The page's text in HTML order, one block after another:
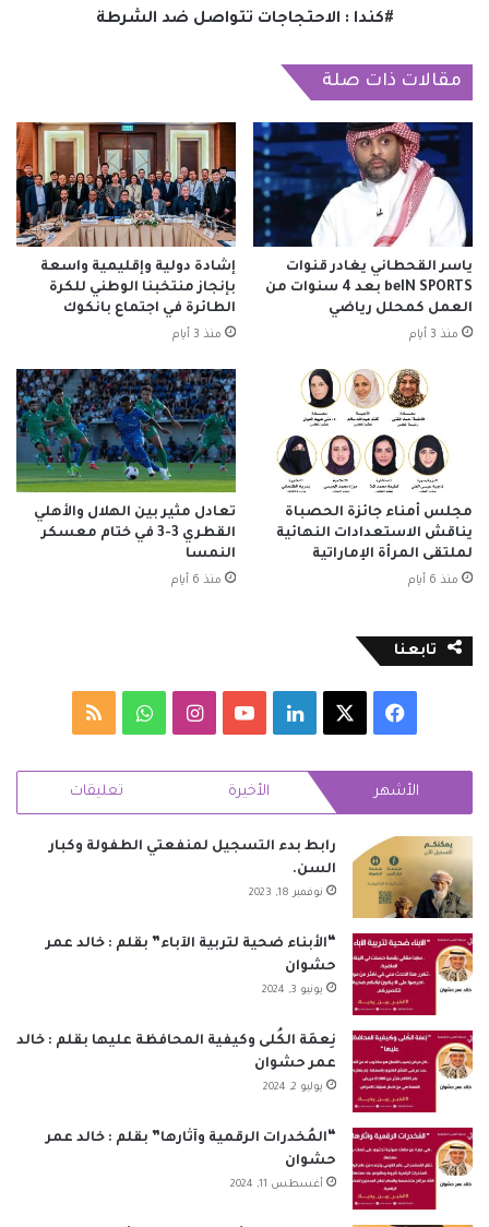
#كندا : الاحتجاجات تتواصل ضد الشرطة
مقالات ذات صلة
ياسر القحطاني يغادر قنوات
beIN SPORTS بعد 4 سنوات من
العمل كمحلل رياضي
منذ 3 أيام
إشادة دولية وإقليمية واسعة
بإنجاز منتخبنا الوطني للكرة
الطائرة في اجتماع بانكوك
منذ 3 أيام
مجلس أمناء جائزة الحصباة
يناقش الاستعدادات النهائية
لملتقى المرأة الإماراتية
منذ 6 أيام
تعادل مثير بين الهلال والأهلي
القطري 3-3 في ختام معسكر
النمسا
منذ 6 أيام
تابعنا
فيسبوك لينكدإن‫YouTubeانستقرامواتسابملخص
RSS الأشهر الأخيرة تعليقات
رابط بدء التسجيل لمنفعتي الطفولة وكبار
السن.
نوفمبر 18, 2023
“الأبناء ضحية لتربية الآباء” بقلم : خالد عمر
حشوان
يونيو 3, 2024
نِعمَة الكُلى وكيفية المحافظة عليها بقلم : خالد
عمر حشوان
يوليو 2, 2024
“المُخدرات الرقمية وآثارها” بقلم : خالد عمر
حشوان
أغسطس 11, 2024